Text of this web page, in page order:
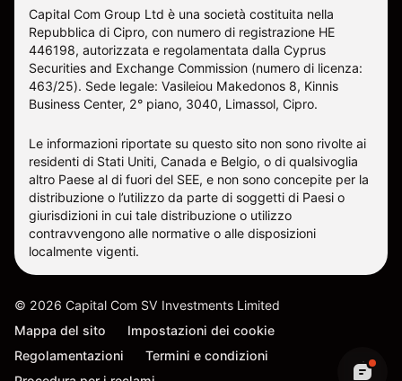
Capital Com Group Ltd è una società costituita nella
Repubblica di Cipro, con numero di registrazione ΗΕ
446198, autorizzata e regolamentata dalla Cyprus
Securities and Exchange Commission (numero di licenza:
463/25). Sede legale: Vasileiou Makedonos 8, Kinnis
Business Center, 2° piano, 3040, Limassol, Cipro.
Le informazioni riportate su questo sito non sono rivolte ai
residenti di Stati Uniti, Canada e Belgio, o di qualsivoglia
altro Paese al di fuori del SEE, e non sono concepite per la
distribuzione o l’utilizzo da parte di soggetti di Paesi o
giurisdizioni in cui tale distribuzione o utilizzo
contravvengono alle normative o alle disposizioni
localmente vigenti.
© 2026 Capital Com SV Investments Limited
Mappa del sito
Impostazioni dei cookie
Regolamentazioni
Termini e condizioni